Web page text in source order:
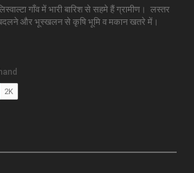
गाँव में भारी बारिश से सहमे हैं ग्रामीण। लस्तर
और भूस्खलन से कृषि भूमि व मकान खतरे में।